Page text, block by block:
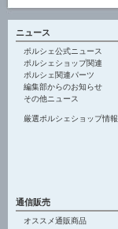
ニュース
ポルシェ公式ニュース
ポルシェショップ関連
ポルシェ関連パーツ
編集部からのお知らせ
その他ニュース
厳選ポルシェショップ情報
通信販売
オススメ通販商品